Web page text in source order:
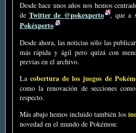
Desde hace unos años nos hemos
de Twitter de @pokexperto , que a
Pokéxperto
Desde ahora, las noticias sólo las
más rápida y ágil pero quizá con
previas en el archivo.
La cobertura de los juegos de
como la renovación de secciones
respecto.
Más abajo hemos incluido también los
novedad en el mundo de Pokémon: